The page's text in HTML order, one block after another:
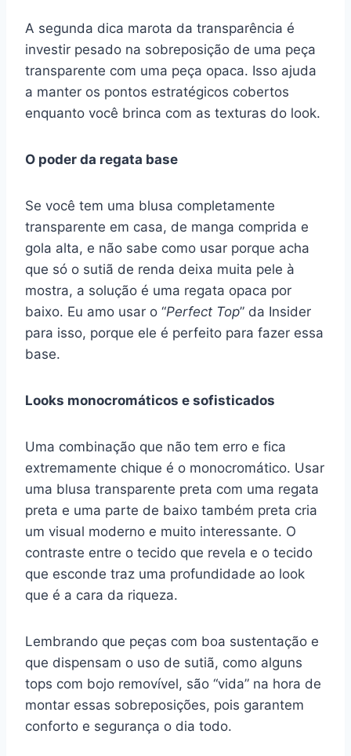
A segunda dica marota da transparência é
investir pesado na sobreposição de uma peça
transparente com uma peça opaca. Isso ajuda
a manter os pontos estratégicos cobertos
enquanto você brinca com as texturas do look.
O poder da regata base
Se você tem uma blusa completamente
transparente em casa, de manga comprida e
gola alta, e não sabe como usar porque acha
que só o sutiã de renda deixa muita pele à
mostra, a solução é uma regata opaca por
baixo. Eu amo usar o “Perfect Top” da Insider
para isso, porque ele é perfeito para fazer essa
base.
Looks monocromáticos e sofisticados
Uma combinação que não tem erro e fica
extremamente chique é o monocromático. Usar
uma blusa transparente preta com uma regata
preta e uma parte de baixo também preta cria
um visual moderno e muito interessante. O
contraste entre o tecido que revela e o tecido
que esconde traz uma profundidade ao look
que é a cara da riqueza.
Lembrando que peças com boa sustentação e
que dispensam o uso de sutiã, como alguns
tops com bojo removível, são “vida” na hora de
montar essas sobreposições, pois garantem
conforto e segurança o dia todo.